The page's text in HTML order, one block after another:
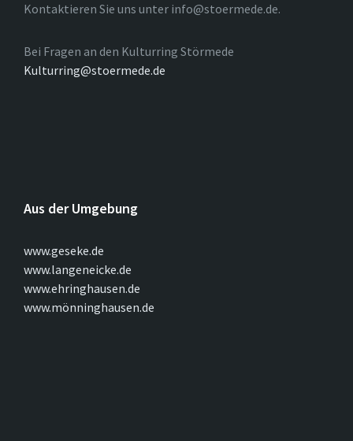
Kontaktieren Sie uns unter info@stoermede.de.
Bei Fragen an den Kulturring Störmede
Kulturring@stoermede.de
Aus der Umgebung
www.geseke.de
www.langeneicke.de
www.ehringhausen.de
www.mönninghausen.de